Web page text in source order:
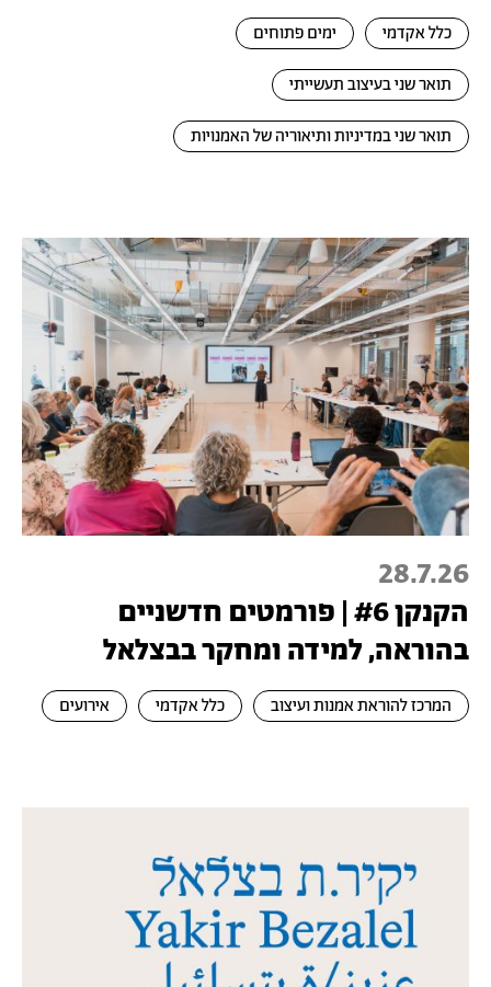
כלל אקדמי ימים פתוחים
תואר שני בעיצוב תעשייתי
תואר שני במדיניות ותיאוריה של האמנויות
28.7.26
הקנקן #6 | פורמטים חדשניים
בהוראה, למידה ומחקר בבצלאל
המרכז להוראת אמנות ועיצוב כלל אקדמי אירועים